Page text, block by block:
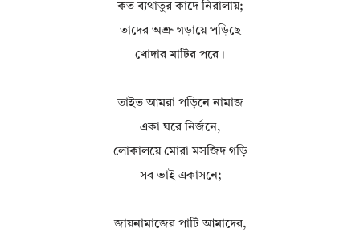
কত ব্যথাতুর কাদে নিরালায়;
তাদের অশ্রু গড়ায়ে পড়িছে
খোদার মাটির পরে।
তাইত আমরা পড়িনে নামাজ
একা ঘরে নির্জনে,
লোকালয়ে মোরা মসজিদ গড়ি
সব ভাই একাসনে;
জায়নামাজের পাটি আমাদের,